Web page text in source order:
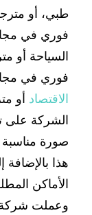
طبي، أو
فوري في
السياحة أو
فوري في
الاقتصاد أو
الشركة على
صورة مناسبة
هذا
الأماكن
وعملت شركة